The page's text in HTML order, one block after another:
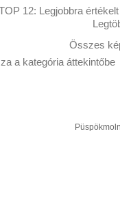
12: Legjobbra értékelt
Összes
a kategória áttekintőbe